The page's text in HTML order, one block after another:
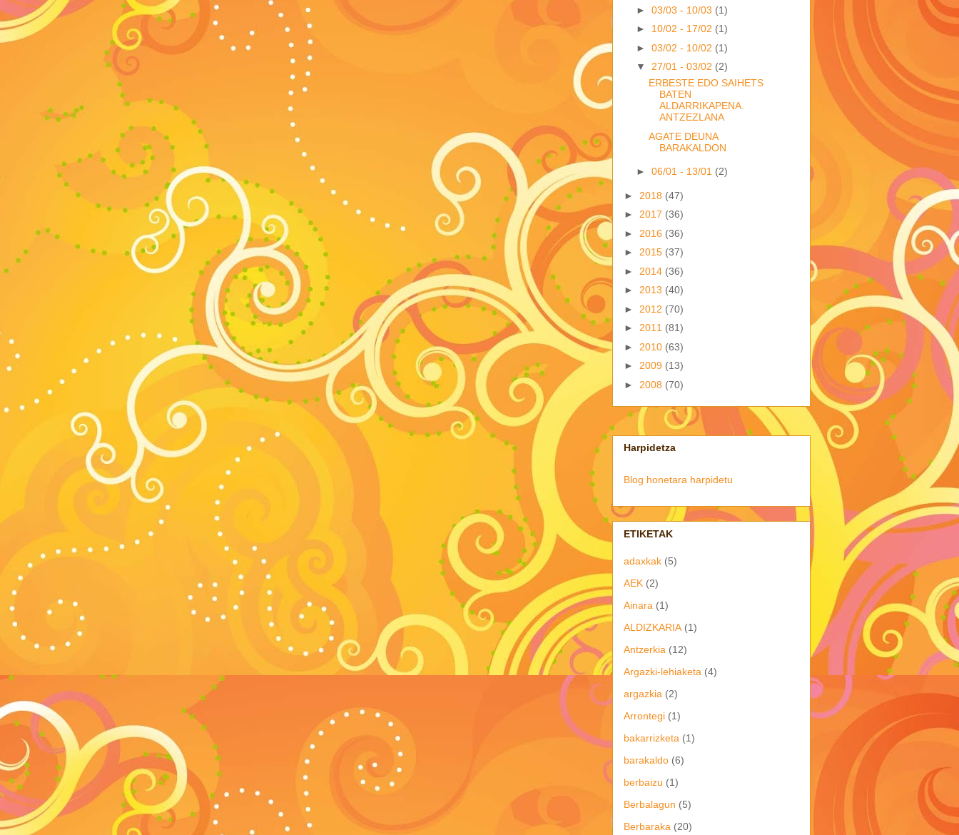
► 03/03 - 10/03 (1)
► 10/02 - 17/02 (1)
► 03/02 - 10/02 (1)
▼ 27/01 - 03/02 (2)
ERBESTE EDO SAIHETS
BATEN
ALDARRIKAPENA.
ANTZEZLANA
AGATE DEUNA
BARAKALDON
► 06/01 - 13/01 (2)
► 2018 (47)
► 2017 (36)
► 2016 (36)
► 2015 (37)
► 2014 (36)
► 2013 (40)
► 2012 (70)
► 2011 (81)
► 2010 (63)
► 2009 (13)
► 2008 (70)
Harpidetza
Blog honetara harpidetu
ETIKETAK
adaxkak (5)
AEK (2)
Ainara (1)
ALDIZKARIA (1)
Antzerkia (12)
Argazki-lehiaketa (4)
argazkia (2)
Arrontegi (1)
bakarrizketa (1)
barakaldo (6)
berbaizu (1)
Berbalagun (5)
Berbaraka (20)